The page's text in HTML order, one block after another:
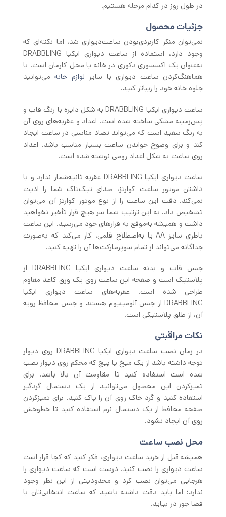
در طول روز در کدام مرحله هستیم.
جزئیات محصول
نمی‌توان منکر کاربردی‌بودن ساعت‌دیواری شد، اما نکته‌ای که
وجود دارد، استفاده از ساعت دیواری ایکیا DRABBLING
به‌عنوان یک اکسسوری دکوری در خانه یا محل کارمان است. با
هماهنگ‌کردن ساعت دیواری با سایر لوازم خانهمی‌توانید
جلوه خانه خود را زیباتر کنید.
ساعت دیواری ایکیا DRABBLING به شکل دایره با رنگ قاب و
پس‌زمینه مشکی ساخته شده است. اعداد و عقربه‌های روی آن
به رنگ سفید است که می‌تواند تضاد مناسبی در ساعت ایجاد
کند و برای وضوح خواندن ساعت بسیار مناسب باشد. اعداد
روی ساعت به شکل اعداد رومی نوشته شده است.
ساعت دیواری ایکیا DRABBLING عقربه ثانیه‌شمار ندارد و با
داشتن موتور ساعت کوارتز، صدای تیک‌تاک شما را اذیت
نمی‌کند. دقت این ساعت را از نوع موتور کوارتز آن می‌توان
تشخیص داد. به این ترتیب شما سر هیچ قرار تأخیر نخواهید
داشت و همیشه به‌موقع به قرارهای خود می‌رسید. این ساعت
باطری سایز AA یا به‌اصطلاح قلمی، کار می‌کند که به‌صورت
جداگانه می‌تواند از تمام سوپرمارکت‌ها آن را تهیه کنید.
جنس قاب و بدنه ساعت دیواری ایکیا DRABBLING از
پلاستیک است و صفحه این ساعت روی یک ورق کاغذ مقاوم
طراحی شده است. عقربه‌های ساعت دیواری ایکیا
DRABBLING از جنس آلومینیوم هستند و جنس محافظ رویه
آن، از طلق پلاستیکی است.
نکات مراقبتی
در زمان نصب ساعت دیواری ایکیا DRABBLING روی دیوار
توجه داشته باشد از یک میخ یا پیچ که محکم روی دیوار نصب
شده است استفاده کنید تا مقاومت آن بالا باشد. برای
تمیزکردن این محصول می‌توانید از یک دستمال گردگیر
استفاده کنید و گرد خاک روی آن را پاک کنید. برای تمیزکردن
صفحه محافظ از یک دستمال نرم استفاده کنید تا خط‌وخش
روی آن ایجاد نشود.
محل نصب ساعت
همیشه قبل از خرید ساعت دیواری، فکر کنید که کجا قرار است
ساعت دیواری را نصب کنید. درست است که ساعت دیواری را
هرجایی می‌توان نصب کرد و محدودیتی از این نظر وجود
ندارد؛ اما باید دقت داشته باشید که ساعت انتخابی‌تان با
فضا جور در بیاید.